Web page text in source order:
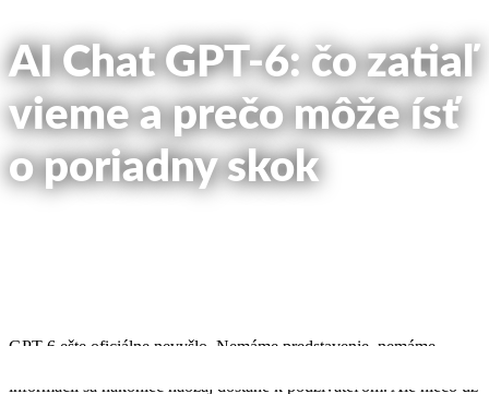
AI Chat GPT-6: čo zatiaľ
vieme a prečo môže ísť
o poriadny skok
GPT-6 ešte oficiálne nevyšlo. Nemáme predstavenie, nemáme
informácií sa nakoniec naozaj dostane k používateľom. Ale niečo už